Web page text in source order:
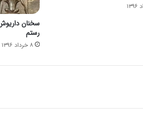
سخنان
رستم
۸ خرداد ۱۳۹۶